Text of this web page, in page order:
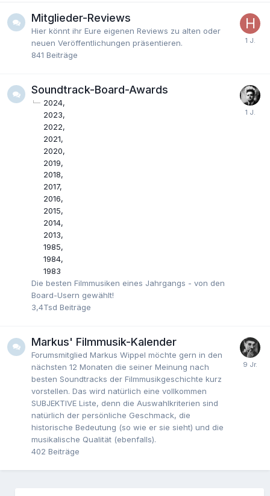
Mitglieder-Reviews
Hier könnt ihr Eure eigenen Reviews zu alten oder
neuen Veröffentlichungen präsentieren.
841 Beiträge
Soundtrack-Board-Awards
2024
2023
2022
2021
2020
2019
2018
2017
2016
2015
2014
2013
1985
1984
1983
Die besten Filmmusiken eines Jahrgangs - von den
Board-Usern gewählt!
3,4Tsd Beiträge
Markus' Filmmusik-Kalender
Forumsmitglied Markus Wippel möchte gern in den
nächsten 12 Monaten die seiner Meinung nach
besten Soundtracks der Filmmusikgeschichte kurz
vorstellen. Das wird natürlich eine vollkommen
SUBJEKTIVE Liste, denn die Auswahlkriterien sind
natürlich der persönliche Geschmack, die
historische Bedeutung (so wie er sie sieht) und die
musikalische Qualität (ebenfalls).
402 Beiträge